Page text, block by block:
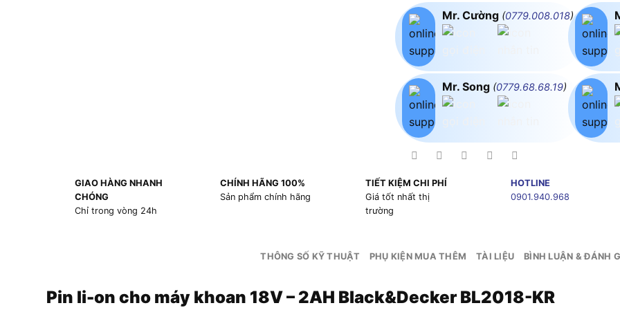
Mr. Cường (0779.008.018)
Mr. Song (0779.68.68.19)
GIAO HÀNG NHANH
CHÓNG
Chỉ trong vòng 24h
CHÍNH HÃNG 100%
Sản phẩm chính hãng
TIẾT KIỆM CHI PHÍ
Giá tốt nhất thị
trường
HOTLINE
0901.940.968
THÔNG SỐ KỸ THUẬT PHỤ KIỆN MUA THÊM TÀI LIỆU BÌNH LUẬN & ĐÁNH
Pin li-on cho máy khoan 18V – 2AH Black&Decker BL2018-KR